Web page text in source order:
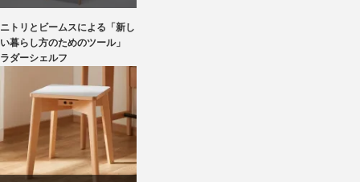
ニトリ
ビーチ
ライフスタイル
家具
ニトリとビームスによる「新し
い暮らし方のためのツール」
ラダーシェルフ